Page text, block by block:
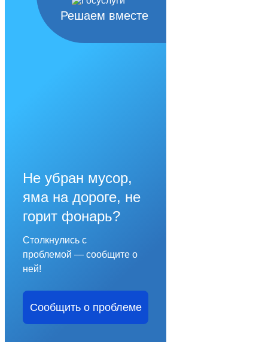
Решаем вместе
Не убран мусор,
яма на дороге, не
горит фонарь?
Столкнулись с
проблемой — сообщите о
ней!
Сообщить о проблеме